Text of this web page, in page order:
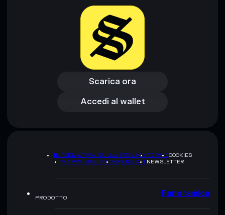
Scarica ora
Scarica ora
Accedi al wallet
Accedi al wallet
INFORMATIVA SULLA PRIVACYTERMSCOOKIES
MAPPA DEL SITOBRAND KITNEWSLETTER
PRODOTTO Panoramica